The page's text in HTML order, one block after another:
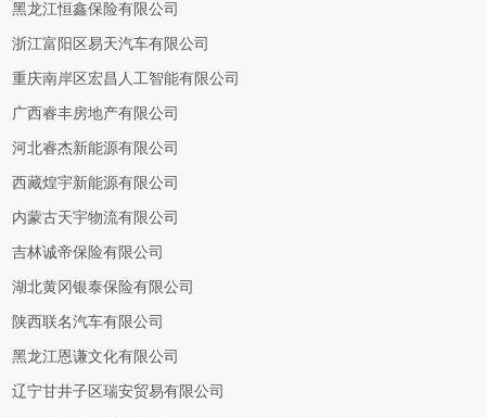
黑龙江恒鑫保险有限公司
浙江富阳区易天汽车有限公司
重庆南岸区宏昌人工智能有限公司
广西睿丰房地产有限公司
河北睿杰新能源有限公司
西藏煌宇新能源有限公司
内蒙古天宇物流有限公司
吉林诚帝保险有限公司
湖北黄冈银泰保险有限公司
陕西联名汽车有限公司
黑龙江恩谦文化有限公司
辽宁甘井子区瑞安贸易有限公司